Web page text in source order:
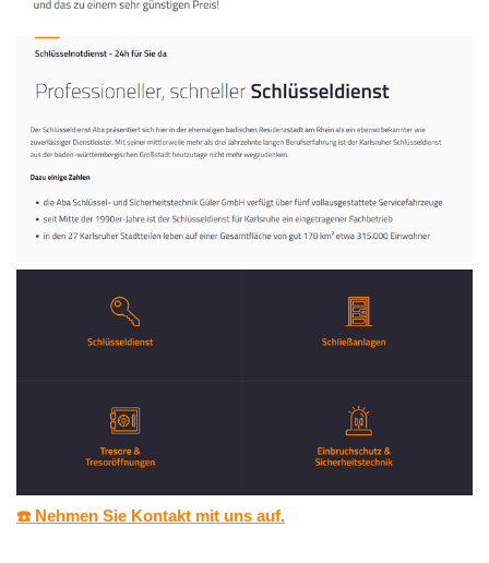
☎️ Nehmen Sie Kontakt mit uns auf.